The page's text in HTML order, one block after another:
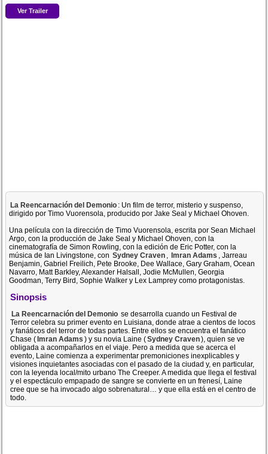
Ver Trailer
La Reencarnación del Demonio : Un film de terror, misterio y suspenso,
dirigido por Timo Vuorensola, producido por Jake Seal y Michael Ohoven.
Una película con la dirección de Timo Vuorensola, escrita por Sean Michael
Argo, con la producción de Jake Seal y Michael Ohoven, con la
cinematografía de Simon Rowling, con la edición de Eric Potter, con la
música de Ian Livingstone, con Sydney Craven , Imran Adams , Jarreau
Benjamin, Gabriel Freilich, Pete Brooke, Dee Wallace, Gary Graham, Ocean
Navarro, Matt Barkley, Alexander Halsall, Jodie McMullen, Georgia
Goodman, Terry Bird, Sophie Walker y Lex Lamprey como protagonistas.
Sinopsis
La Reencarnación del Demonio se desarrolla cuando un Festival de
Terror celebra su primer evento en Luisiana, donde atrae a cientos de locos
y fanáticos del terror de todas partes. Entre ellos se encuentra el fanático
Chase (Imran Adams ) y su novia Laine (Sydney Craven), quien se ve
obligada a acompañarlos en el viaje. Pero a medida que se acerca el
evento, Laine comienza a experimentar premoniciones inexplicables y
visiones inquietantes asociadas con el pasado de la ciudad y, en particular,
con la leyenda local/mito urbano The Creeper. A medida que llega el festival
y el espectáculo empapado de sangre se convierte en un frenesí, Laine
cree que se ha invocado algo sobrenatural… y que ella está en el centro de
todo.